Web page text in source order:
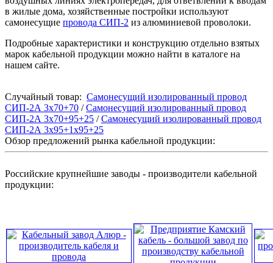
в жилые дома, хозяйственные постройки используют
самонесущие провода СИП-2 из алюминиевой проволоки.
Подробные характеристики и конструкцию отдельно взятых
марок кабельной продукции можно найти в каталоге на
нашем сайте.
Случайный товар: Самонесущий изолированный провод
СИП-2А 3х70+70 /Самонесущий изолированный провод
СИП-2А 3х70+95+25 /Самонесущий изолированный провод
СИП-2А 3х95+1x95+25
Обзор предложений рынка кабельной продукции:
Российские крупнейшие заводы - производители кабельной
продукции: